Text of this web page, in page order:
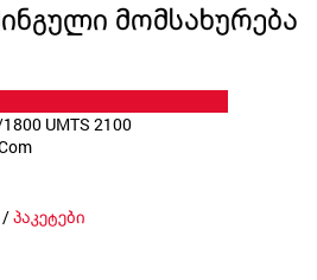
მომსახურება
UMTS 2100
/პაკეტები